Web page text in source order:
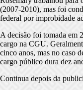
(2007-2010), mas foi
federal por improbidade
A decisão foi tomada em
cargo na CGU.
cinco anos, mas no caso
cargo público dura dez
Continua depois da